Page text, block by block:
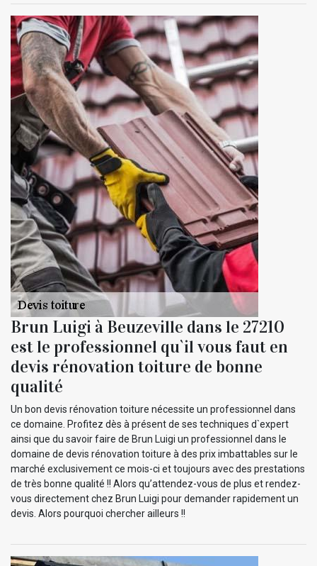
Brun Luigi à Beuzeville dans le 27210
est le professionnel qu`il vous faut en
devis rénovation toiture de bonne
qualité
Un bon devis rénovation toiture nécessite un professionnel dans
ce domaine. Profitez dès à présent de ses techniques d`expert
ainsi que du savoir faire de Brun Luigi un professionnel dans le
domaine de devis rénovation toiture à des prix imbattables sur le
marché exclusivement ce mois-ci et toujours avec des prestations
de très bonne qualité !! Alors qu’attendez-vous de plus et rendez-
vous directement chez Brun Luigi pour demander rapidement un
devis. Alors pourquoi chercher ailleurs !!